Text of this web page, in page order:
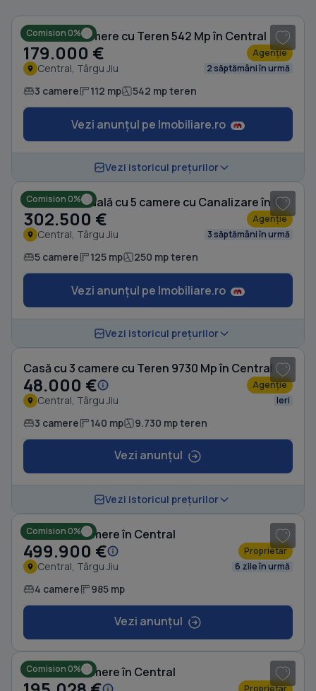
Comision 0%
Casă cu 3 camere cu Teren 542 Mp în Central
179.000 € Agenție
Central, Târgu Jiu 2 săptămâni în urmă
3 camere 112 mp 542 mp teren
Vezi anunțul pe Imobiliare.ro
Vezi istoricul prețurilor
Comision 0% Casă individuală cu 5 camere cu Canalizare în Central
302.500 € Agenție
Central, Târgu Jiu 3 săptămâni în urmă
5 camere 125 mp 250 mp teren
Vezi anunțul pe Imobiliare.ro
Vezi istoricul prețurilor
Casă cu 3 camere cu Teren 9730 Mp în Central
48.000 € Agenție
Central, Târgu Jiu Ieri
3 camere 140 mp 9.730 mp teren
Vezi anunțul
Vezi istoricul prețurilor
Comision 0%
Casă cu 4 camere în Central
499.900 € Proprietar
Central, Târgu Jiu 6 zile în urmă
4 camere 985 mp
Vezi anunțul
Comision 0%
Casă cu 4 camere în Central
Proprietar